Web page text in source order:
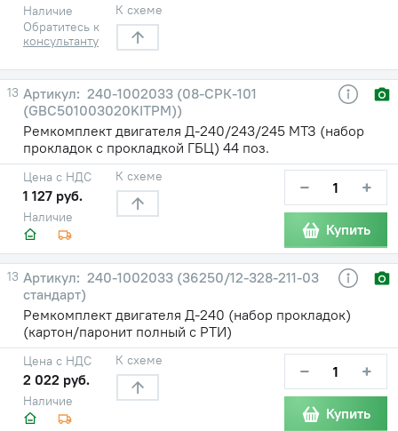
Наличие
Обратитесь к
консультанту
К схеме
13
240-1002033 (08-СРК-101
(GBC501003020KITPM))
Ремкомплект двигателя Д-240/243/245 МТЗ (набор
прокладок с прокладкой ГБЦ) 44 поз.
Наличие
Цена с НДС
1 127 руб.
К схеме − +
Купить
13
240-1002033 (36250/12-328-211-03
стандарт)
Ремкомплект двигателя Д-240 (набор прокладок)
(картон/паронит полный с РТИ)
Наличие
Цена с НДС
2 022 руб.
К схеме − +
Купить